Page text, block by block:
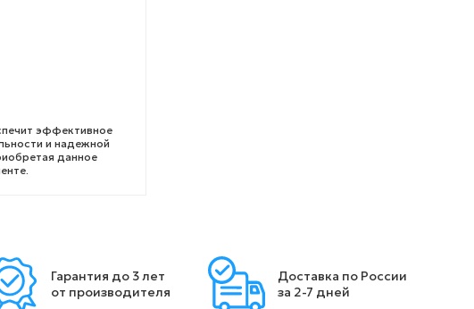
эффективное
и надежной
данное
Гарантия до 3 лет
от производителя
Доставка по России
за 2-7 дней